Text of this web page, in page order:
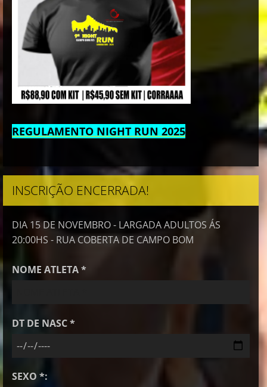
REGULAMENTO NIGHT RUN 2025
INSCRIÇÃO ENCERRADA!
DIA 15 DE NOVEMBRO - LARGADA ADULTOS ÁS
20:00HS - RUA COBERTA DE CAMPO BOM
NOME ATLETA *
DT DE NASC *
SEXO *: